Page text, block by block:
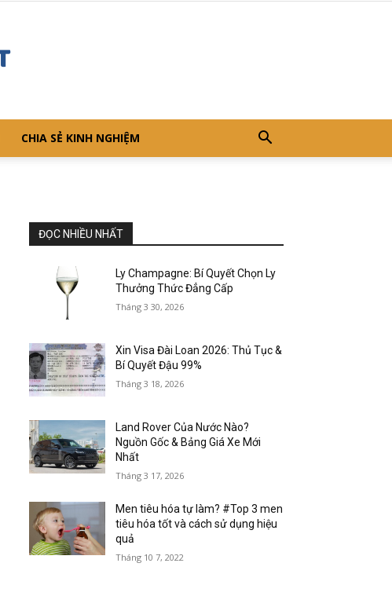
CHIA SẺ KINH NGHIỆM
ĐỌC NHIỀU NHẤT
Ly Champagne: Bí Quyết Chọn Ly
Thưởng Thức Đẳng Cấp
Tháng 3 30, 2026
Xin Visa Đài Loan 2026: Thủ Tục &
Bí Quyết Đậu 99%
Tháng 3 18, 2026
Land Rover Của Nước Nào?
Nguồn Gốc & Bảng Giá Xe Mới
Nhất
Tháng 3 17, 2026
Men tiêu hóa tự làm? #Top 3 men
tiêu hóa tốt và cách sử dụng hiệu
quả
Tháng 10 7, 2022